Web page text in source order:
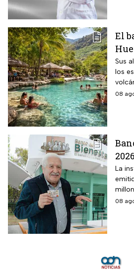
El
que
Sus
los
de
08
La
para
08